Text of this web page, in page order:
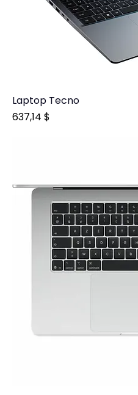
Laptop Tecno
Prix
637,14 $